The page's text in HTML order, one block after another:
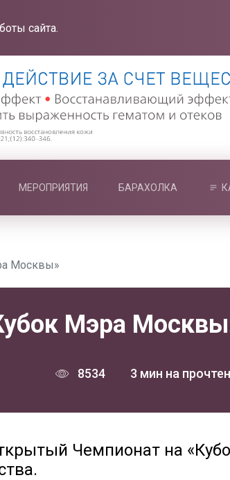
сайта.
МЕРОПРИЯТИЯ БАРАХОЛКА
Москвы»
Мэра
8534 3 мин на
Чемпионат на